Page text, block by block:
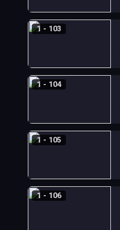
1 - 103
1 - 104
1 - 105
1 - 106